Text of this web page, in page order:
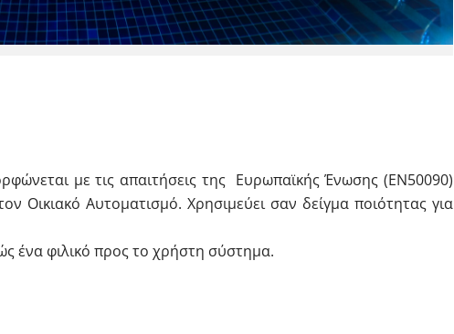
με τις απαιτήσεις της Ευρωπαϊκής Ένωσης (EN50090)
Οικιακό Αυτοματισμό. Χρησιμεύει σαν δείγμα ποιότητας για
ένα φιλικό προς το χρήστη σύστημα.